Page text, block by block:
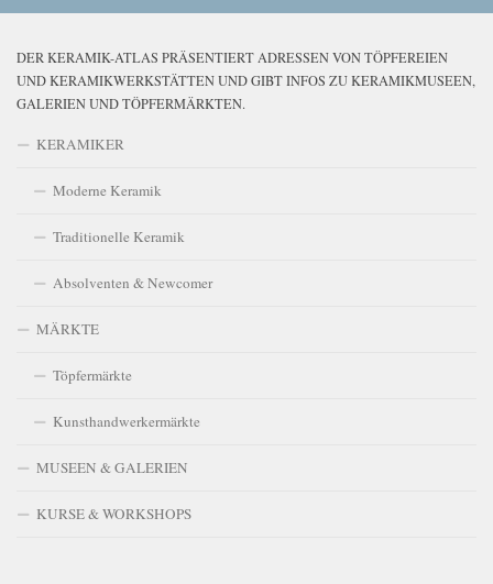
DER KERAMIK-ATLAS PRÄSENTIERT ADRESSEN VON TÖPFEREIEN
UND KERAMIKWERKSTÄTTEN UND GIBT INFOS ZU KERAMIKMUSEEN,
GALERIEN UND TÖPFERMÄRKTEN.
KERAMIKER
Moderne Keramik
Traditionelle Keramik
Absolventen & Newcomer
MÄRKTE
Töpfermärkte
Kunsthandwerkermärkte
MUSEEN & GALERIEN
KURSE & WORKSHOPS